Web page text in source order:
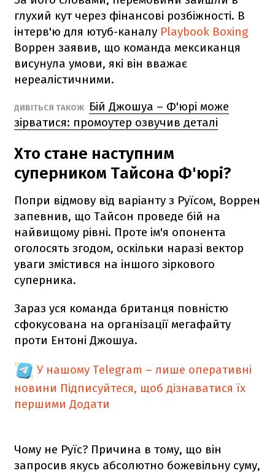
глухий кут через фінансові розбіжності. В
інтерв'ю для ютуб-каналу Playbook Boxing
Воррен заявив, що команда мексиканця
висунула умови, які він вважає
нереалістичними.
ДИВІТЬСЯ ТАКОЖ
Бій Джошуа – Ф'юрі може
зірватися: промоутер озвучив деталі
Хто стане наступним
суперником Тайсона Ф'юрі?
Попри відмову від варіанту з Руїсом, Воррен
запевнив, що Тайсон проведе бій на
найвищому рівні. Проте ім'я опонента
оголосять згодом, оскільки наразі вектор
уваги змістився на іншого зіркового
суперника.
Зараз уся команда британця повністю
сфокусована на організації мегафайту
проти Ентоні Джошуа.
У нашому Telegram – лише оперативні
новини Підписуйтеся, щоб дізнаватися їх
першими Додати
Чому не Руїс? Причина в тому, що він
запросив якусь абсолютно божевільну суму,